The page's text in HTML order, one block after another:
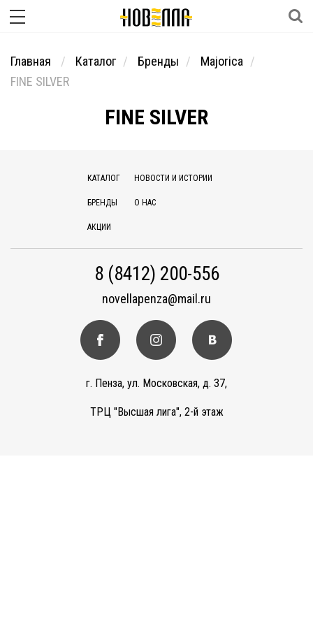
Главная Каталог Бренды
Majorica
FINE SILVER
FINE SILVER
КАТАЛОГ
БРЕНДЫ
АКЦИИ
НОВОСТИ И ИСТОРИИ
О НАС
8 (8412) 200-556
novellapenza@mail.ru
г. Пенза, ул. Московская, д. 37,
ТРЦ "Высшая лига", 2-й этаж